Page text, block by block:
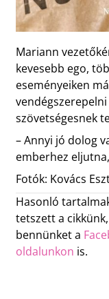
Mariann
kevesebb ego,
eseményeiken
szövetségesnek
– Annyi jó dolog
emberhez
Fotók: Kovács
Hasonló
tetszett a
bennünket a
oldalunkon is.